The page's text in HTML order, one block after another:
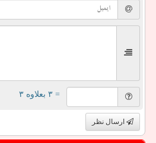
= ۳ بعلاوه ۳
ارسال نظر